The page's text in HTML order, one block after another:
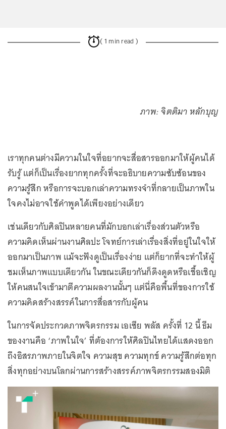
( 1 min read )
ภาพ: จิตติมา หลักบุญ
เราทุกคนต่างมีความในใจที่อยากจะสื่อสารออกมาให้ผู้คนได้
รับรู้ แต่ก็เป็นเรื่องยากทุกครั้งที่จะอธิบายความซับซ้อนของ
ความรู้สึก หรือการจะบอกเล่าความทรงจำที่กลายเป็นภาพใน
ใจคงไม่อาจใช้คำพูดได้เพียงอย่างเดียว
เช่นเดียวกับศิลปินหลายคนที่มักบอกเล่าเรื่องส่วนตัวหรือ
ความคิดเห็นผ่านงานศิลปะ โจทย์การเล่าเรื่องสิ่งที่อยู่ในใจให้
ออกมาเป็นภาพ แม้จะฟังดูเป็นเรื่องง่าย แต่ก็ยากที่จะทำให้ผู้
ชมเห็นภาพแบบเดียวกัน ในขณะเดียวกันก็ดึงดูดหรือเชื้อเชิญ
ให้คนสนใจเข้ามาตีความผลงานนั้นๆ แต่นี่คือพื้นที่ของการใช้
ความคิดสร้างสรรค์ในการสื่อสารกับผู้คน
ในการจัดประกวดภาพจิตรกรรม เอเซีย พลัส ครั้งที่ 12 นี้ ธีม
ของงานคือ ‘ภาพในใจ’ ที่ต้องการให้ศิลปินไทยได้แสดงออก
ถึงอิสรภาพภายในจิตใจ ความสุข ความทุกข์ ความรู้สึกต่อทุก
สิ่งทุกอย่างบนโลกผ่านการสร้างสรรค์ภาพจิตรกรรมสองมิติ